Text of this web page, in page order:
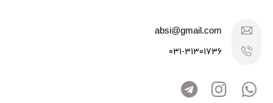
absi@gmail.com
031-31301736